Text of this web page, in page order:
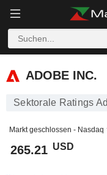
ADOBE INC.
ADOBE INC.
Sektorale Ratings
Markt geschlossen - Nasdaq
265.21 USD